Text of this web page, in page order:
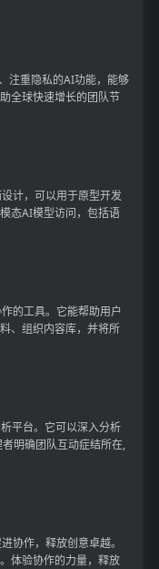
注重隐私的AI功能，能够
全球快速增长的团队节
计，可以用于原型开发
态AI模型访问，包括语
的工具。它能帮助用户
、组织内容库，并将所
平台。它可以深入分析
明确团队互动症结所在,
协作，释放创意卓越。
体验协作的力量，释放